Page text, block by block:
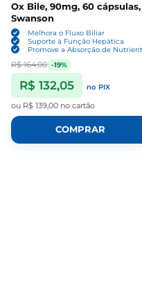
Ox Bile, 90mg, 60 cápsulas,
Swanson
Melhora o Fluxo Biliar
Suporte à Função Hepática
Promove a Absorção de
R$ 164,00 -19%
R$ 132,05 no PIX
ou R$ 139,00 no cartão
COMPRAR